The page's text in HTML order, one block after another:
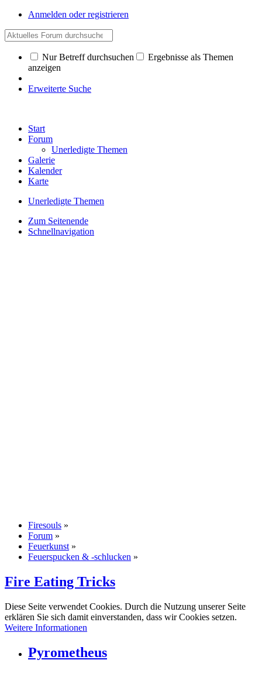
Anmelden oder registrieren
Nur Betreff durchsuchen
Ergebnisse als Themen
anzeigen
Erweiterte Suche
Start
Forum
Unerledigte Themen
Galerie
Kalender
Karte
Unerledigte Themen
Zum Seitenende
Schnellnavigation
Firesouls »
Forum »
Feuerkunst »
Feuerspucken & -schlucken »
Fire Eating Tricks
Diese Seite verwendet Cookies. Durch die Nutzung unserer Seite
erklären Sie sich damit einverstanden, dass wir Cookies setzen.
Weitere Informationen
Pyrometheus